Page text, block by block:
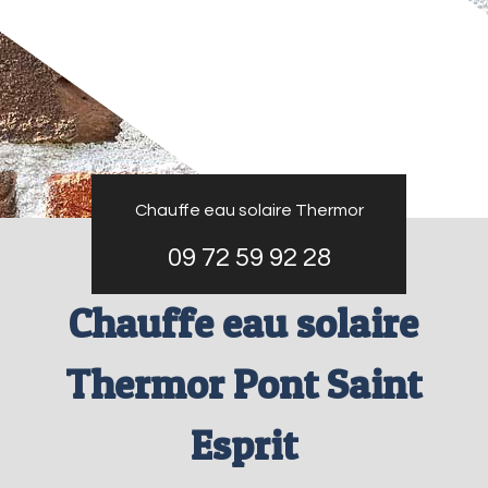
Chauffe eau solaire Thermor
09 72 59 92 28
Chauffe eau solaire
Thermor Pont Saint
Esprit